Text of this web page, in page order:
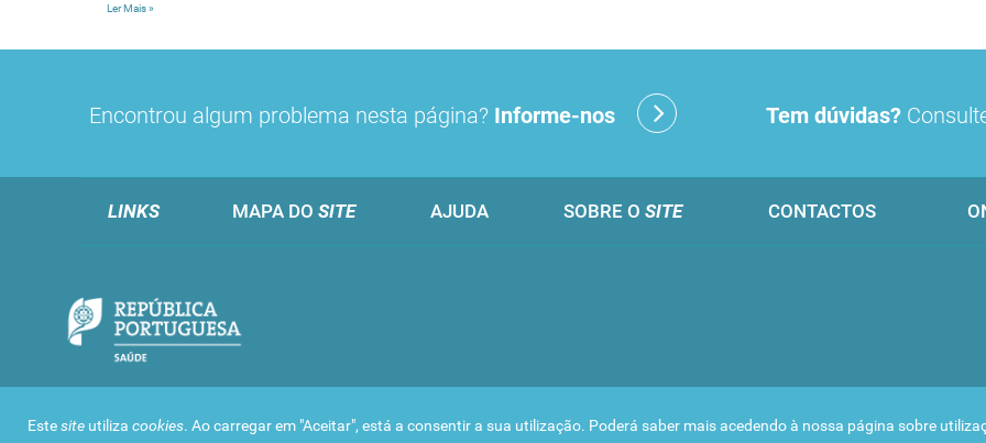
Ler Mais»
Estesite utiliza cookies. Ao carregar em "Aceitar", está a consentir a sua utilização. Poderá saber mais acedendo à nossa página sobre
Encontrou algum problema nesta página? Informe-nos Tem dúvidas?
LINKS MAPA DO SITE AJUDA SOBRE O SITE CONTACTOS